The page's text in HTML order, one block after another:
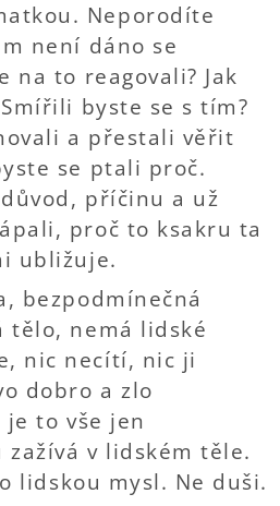
Neporodíte
není dáno se
na to reagovali? Jak
byste se s tím?
a přestali věřit
se ptali proč.
příčinu a už
proč to ksakru ta
ubližuje.
bezpodmínečná
tělo, nemá lidské
nic necítí, nic ji
dobro a zlo
to vše jen
v lidském těle.
lidskou mysl. Ne duši.